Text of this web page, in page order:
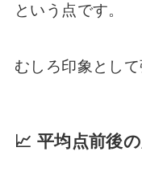
という点です。
むしろ印象として
📈 平均点前後